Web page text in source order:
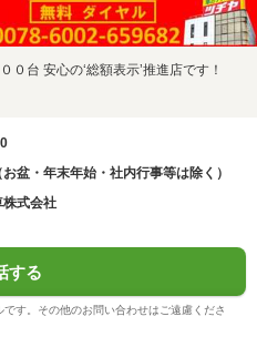
台 安心の‘総額表示’推進店です！
盆・年末年始・社内行事等は除く）
株式会社
する
す。その他のお問い合わせはご遠慮くださ